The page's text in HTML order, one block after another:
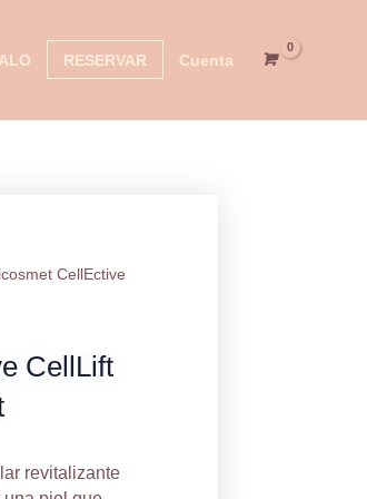
RESERVAR Cuenta
CellEctive
CellLift
revitalizante